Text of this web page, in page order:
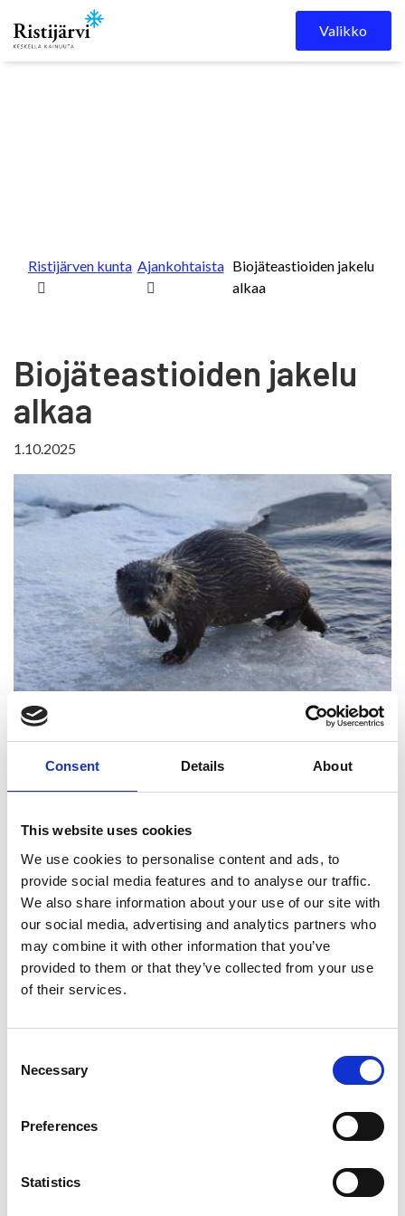
Consent Details About
This website uses cookies
We use cookies to personalise content and ads, to
provide social media features and to analyse our traffic.
We also share information about your use of our site with
our social media, advertising and analytics partners who
may combine it with other information that you’ve
provided to them or that they’ve collected from your use
of their services.
Selection
Necessary
Preferences
Statistics
Skip to content
Valikko
Ristijärven kunta Ajankohtaista Biojäteastioiden jakelu
alkaa
Biojäteastioiden jakelu
alkaa
1.10.2025
Biojäteastioiden jakelu
jotka eivät vielä kuulu biojätteen erilliskeräykseen tai joilta
puuttuu voimassa oleva kompostointi-ilmoitus. Jakelu liittyy
Parasta kompostoimalla -projektiin, jonka tavoitteena on
varmistaa biojätteen asianmukainen käsittely jätelain
mukaisesti. Jäteastiat toimitetaan kiinteistöjen pihaan
tarroitettuina tästä tai ensi viikosta alkaen. Kiinteistön haltija
saa ennakkotiedon astiatoimituksesta joko tekstiviestillä tai
ensimmäinen kehotus jo aiempina vuosina.
niiden tyhjennykset jätehuoltomääräysten mukaisilla
tyhjennysväleillä. Biojäteastian tyhjennysväli on talviaikaan
mahdollisuus hakea pidennystä tyhjennysväliin Ekokympiltä